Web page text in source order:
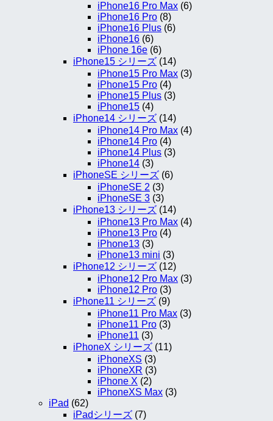
iPhone16 Pro Max (6)
iPhone16 Pro (8)
iPhone16 Plus (6)
iPhone16 (6)
iPhone 16e (6)
iPhone15 シリーズ (14)
iPhone15 Pro Max (3)
iPhone15 Pro (4)
iPhone15 Plus (3)
iPhone15 (4)
iPhone14 シリーズ (14)
iPhone14 Pro Max (4)
iPhone14 Pro (4)
iPhone14 Plus (3)
iPhone14 (3)
iPhoneSE シリーズ (6)
iPhoneSE 2 (3)
iPhoneSE 3 (3)
iPhone13 シリーズ (14)
iPhone13 Pro Max (4)
iPhone13 Pro (4)
iPhone13 (3)
iPhone13 mini (3)
iPhone12 シリーズ (12)
iPhone12 Pro Max (3)
iPhone12 Pro (3)
iPhone11 シリーズ (9)
iPhone11 Pro Max (3)
iPhone11 Pro (3)
iPhone11 (3)
iPhoneX シリーズ (11)
iPhoneXS (3)
iPhoneXR (3)
iPhone X (2)
iPhoneXS Max (3)
iPad (62)
iPadシリーズ (7)